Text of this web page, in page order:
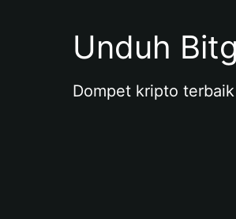
Unduh
Dompet kripto